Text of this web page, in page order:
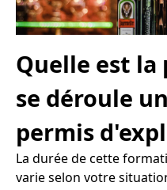
Quelle est la
se déroule
permis
La durée de cette
varie selon votre